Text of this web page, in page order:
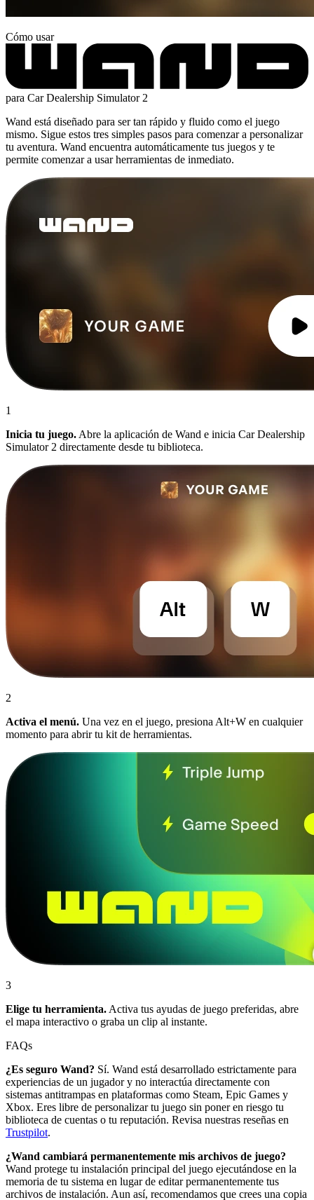
Cómo usar
para Car Dealership Simulator 2
Wand está diseñado para ser tan rápido y fluido como el juego
mismo. Sigue estos tres simples pasos para comenzar a personalizar
tu aventura. Wand encuentra automáticamente tus juegos y te
permite comenzar a usar herramientas de inmediato.
1
Inicia tu juego. Abre la aplicación de Wand e inicia Car Dealership
Simulator 2 directamente desde tu biblioteca.
2
Activa el menú. Una vez en el juego, presiona Alt+W en cualquier
momento para abrir tu kit de herramientas.
3
Elige tu herramienta. Activa tus ayudas de juego preferidas, abre
el mapa interactivo o graba un clip al instante.
FAQs
¿Es seguro Wand? Sí. Wand está desarrollado estrictamente para
experiencias de un jugador y no interactúa directamente con
sistemas antitrampas en plataformas como Steam, Epic Games y
Xbox. Eres libre de personalizar tu juego sin poner en riesgo tu
biblioteca de cuentas o tu reputación. Revisa nuestras reseñas en
Trustpilot.
¿Wand cambiará permanentemente mis archivos de juego?
Wand protege tu instalación principal del juego ejecutándose en la
memoria de tu sistema en lugar de editar permanentemente tus
archivos de instalación. Aun así, recomendamos que crees una copia